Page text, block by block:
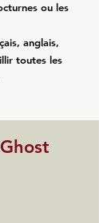
ou les
anglais,
toutes les